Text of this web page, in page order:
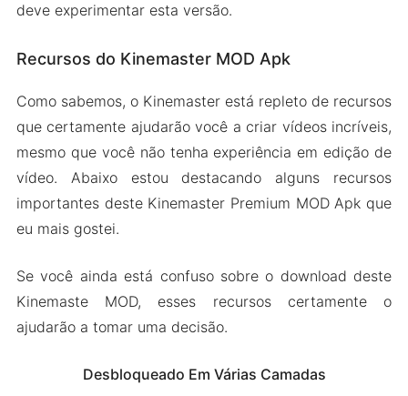
deve experimentar esta versão.
Recursos do Kinemaster MOD Apk
Como sabemos, o Kinemaster está repleto de recursos
que certamente ajudarão você a criar vídeos incríveis,
mesmo que você não tenha experiência em edição de
vídeo. Abaixo estou destacando alguns recursos
importantes deste Kinemaster Premium MOD Apk que
eu mais gostei.
Se você ainda está confuso sobre o download deste
Kinemaste MOD, esses recursos certamente o
ajudarão a tomar uma decisão.
Desbloqueado Em Várias Camadas